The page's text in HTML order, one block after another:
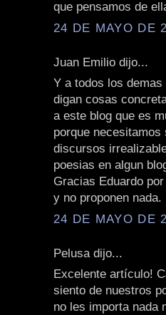
que pensamos de
24 DE MAYO DE
Juan Emilio dijo...
Y a todos los
digan cosas
a este blog que es
porque
discursos
poesias en algun
Gracias Eduardo
y no proponen nada.
24 DE MAYO DE
Pelusa dijo...
Excelente artículo!
siento de nuestros
no les importa nada